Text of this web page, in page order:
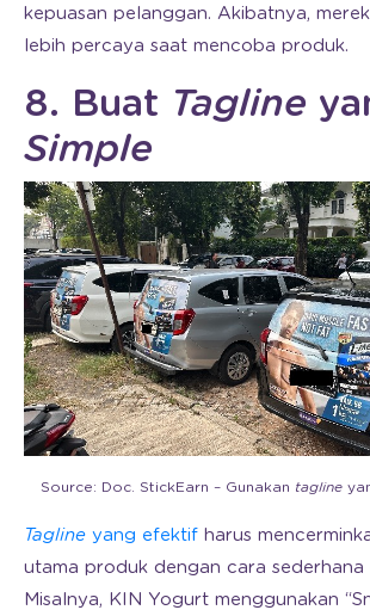
kepuasan pelanggan. Akibatnya,
lebih percaya saat mencoba produk.
8. Buat Tagline
Simple
Source: Doc. StickEarn – Gunakan tagline
Tagline yang efektif harus
utama produk dengan cara sederhana
Misalnya, KIN Yogurt menggunakan